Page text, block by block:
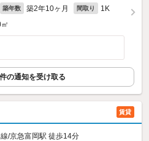
築年数 築2年10ヶ月 間取り 1K
の通知を受け取る
賃貸
/京急富岡駅 徒歩14分